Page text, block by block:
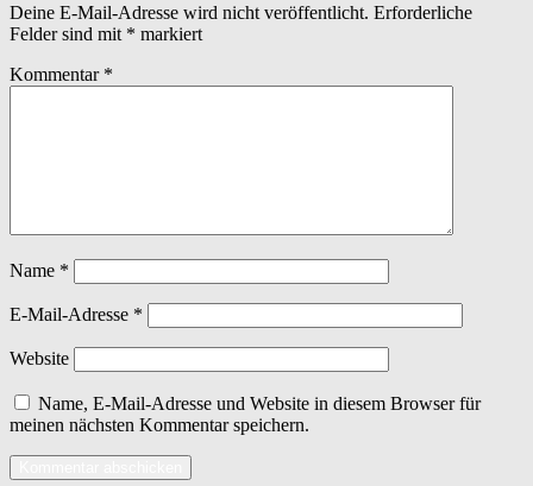
Deine E-Mail-Adresse wird nicht veröffentlicht. Erforderliche
Felder sind mit * markiert
Kommentar *
Name *
E-Mail-Adresse *
Website
Name, E-Mail-Adresse und Website in diesem Browser für
meinen nächsten Kommentar speichern.